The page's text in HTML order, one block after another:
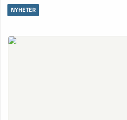
NYHETER